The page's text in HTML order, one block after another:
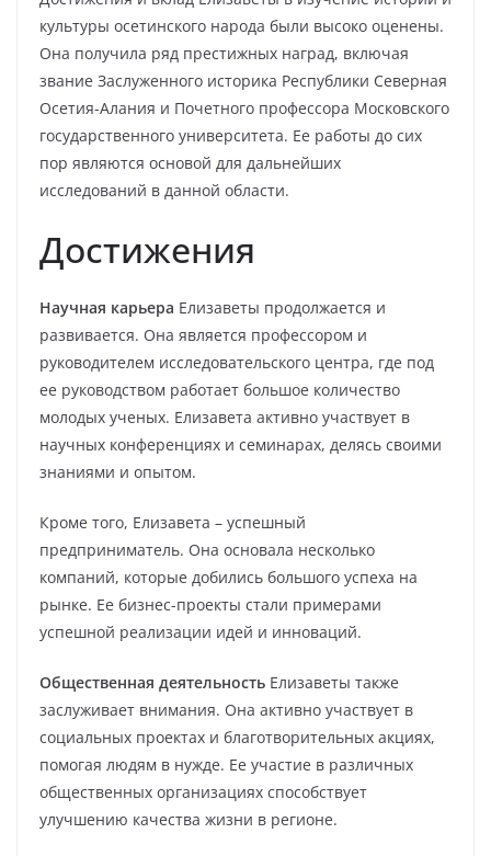
культуры осетинского народа были высоко оценены.
Она получила ряд престижных наград, включая
звание Заслуженного историка Республики Северная
Осетия-Алания и Почетного профессора Московского
государственного университета. Ее работы до сих
пор являются основой для дальнейших
исследований в данной области.
Достижения
Научная карьера Елизаветы продолжается и
развивается. Она является профессором и
руководителем исследовательского центра, где под
ее руководством работает большое количество
молодых ученых. Елизавета активно участвует в
научных конференциях и семинарах, делясь своими
знаниями и опытом.
Кроме того, Елизавета – успешный
предприниматель. Она основала несколько
компаний, которые добились большого успеха на
рынке. Ее бизнес-проекты стали примерами
успешной реализации идей и инноваций.
Общественная деятельность Елизаветы также
заслуживает внимания. Она активно участвует в
социальных проектах и благотворительных акциях,
помогая людям в нужде. Ее участие в различных
общественных организациях способствует
улучшению качества жизни в регионе.